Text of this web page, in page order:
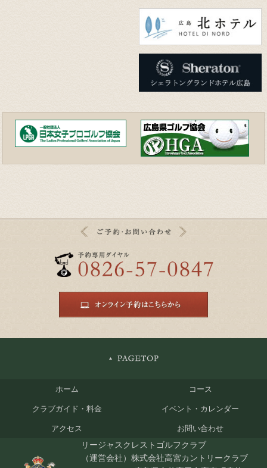
ホーム コース
クラブガイド・料金 イベント・カレンダー
アクセス お問い合わせ
リージャスクレストゴルフクラブ
（運営会社）株式会社高宮カントリークラブ